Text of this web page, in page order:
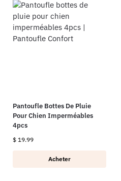
Pantoufle Bottes De Pluie
Pour Chien Imperméables
4pcs
$ 19.99
Acheter